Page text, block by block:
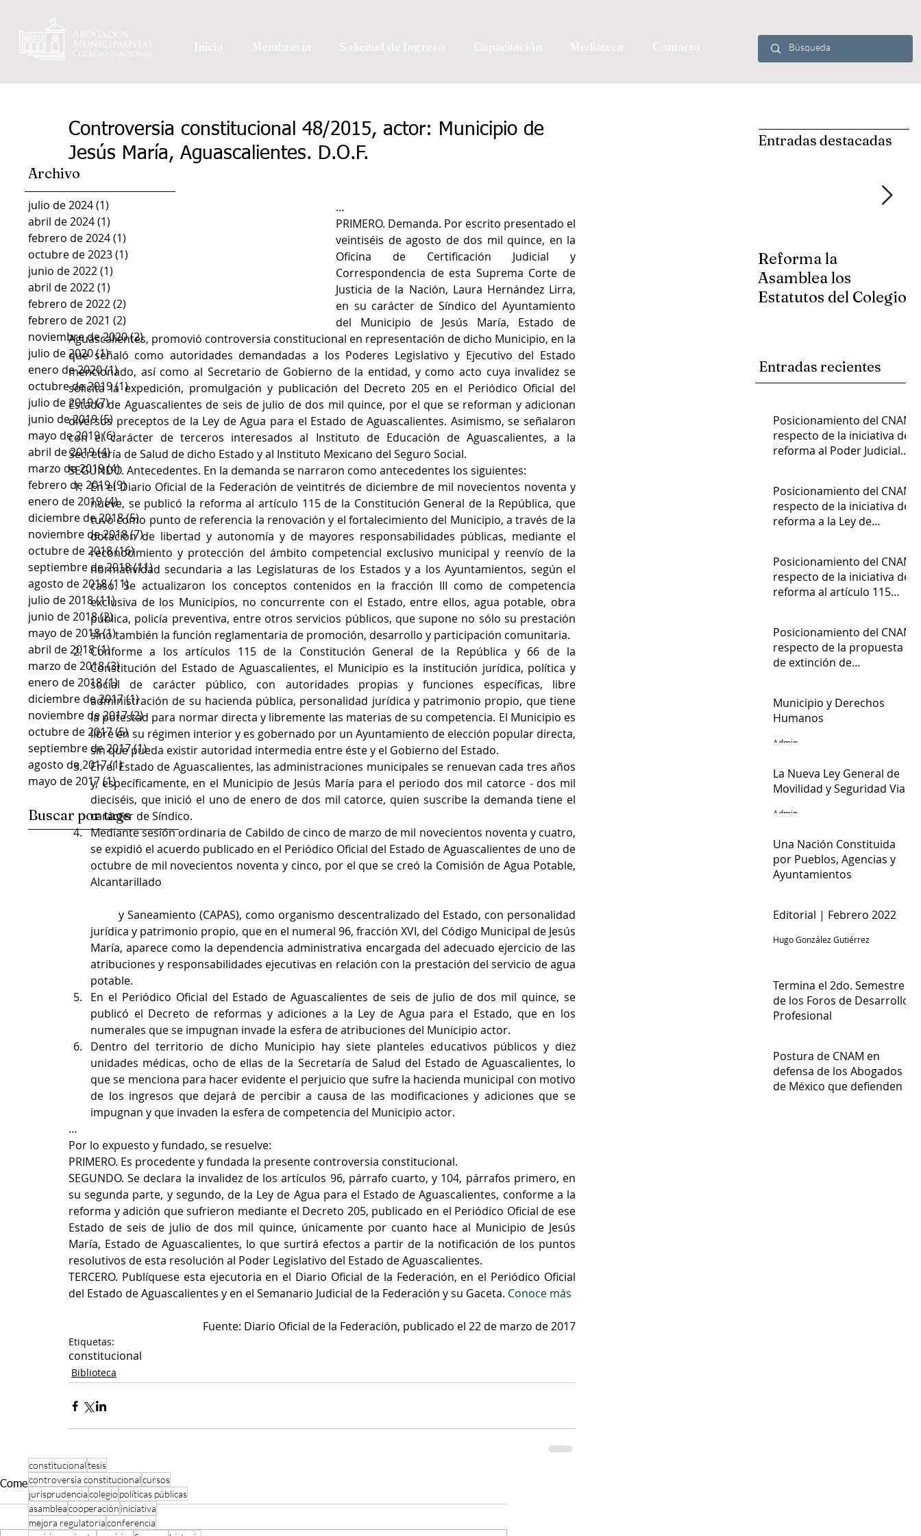
Inicio Membresía Solicitud de Ingreso Capacitación Mediateca Contacto
Controversia constitucional 48/2015, actor: Municipio de
Jesús María, Aguascalientes. D.O.F.
…
PRIMERO. Demanda. Por escrito presentado el
veintiséis de agosto de dos mil quince, en la
Oficina de Certificación Judicial y
Correspondencia de esta Suprema Corte de
Justicia de la Nación, Laura Hernández Lirra,
en su carácter de Síndico del Ayuntamiento
del Municipio de Jesús María, Estado de
Aguascalientes, promovió controversia constitucional en representación de dicho Municipio, en la
que señaló como autoridades demandadas a los Poderes Legislativo y Ejecutivo del Estado
mencionado, así como al Secretario de Gobierno de la entidad, y como acto cuya invalidez se
solicita la expedición, promulgación y publicación del Decreto 205 en el Periódico Oficial del
Estado de Aguascalientes de seis de julio de dos mil quince, por el que se reforman y adicionan
diversos preceptos de la Ley de Agua para el Estado de Aguascalientes. Asimismo, se señalaron
con el carácter de terceros interesados al Instituto de Educación de Aguascalientes, a la
Secretaría de Salud de dicho Estado y al Instituto Mexicano del Seguro Social.
SEGUNDO. Antecedentes. En la demanda se narraron como antecedentes los siguientes:
En el Diario Oficial de la Federación de veintitrés de diciembre de mil novecientos noventa y
nueve, se publicó la reforma al artículo 115 de la Constitución General de la República, que
tuvo como punto de referencia la renovación y el fortalecimiento del Municipio, a través de la
dotación de libertad y autonomía y de mayores responsabilidades públicas, mediante el
reconocimiento y protección del ámbito competencial exclusivo municipal y reenvío de la
normatividad secundaria a las Legislaturas de los Estados y a los Ayuntamientos, según el
caso. Se actualizaron los conceptos contenidos en la fracción III como de competencia
exclusiva de los Municipios, no concurrente con el Estado, entre ellos, agua potable, obra
pública, policía preventiva, entre otros servicios públicos, que supone no sólo su prestación
sino también la función reglamentaria de promoción, desarrollo y participación comunitaria.
Conforme a los artículos 115 de la Constitución General de la República y 66 de la
Constitución del Estado de Aguascalientes, el Municipio es la institución jurídica, política y
social de carácter público, con autoridades propias y funciones específicas, libre
administración de su hacienda pública, personalidad jurídica y patrimonio propio, que tiene
la potestad para normar directa y libremente las materias de su competencia. El Municipio es
libre en su régimen interior y es gobernado por un Ayuntamiento de elección popular directa,
sin que pueda existir autoridad intermedia entre éste y el Gobierno del Estado.
En el Estado de Aguascalientes, las administraciones municipales se renuevan cada tres años
y, específicamente, en el Municipio de Jesús María para el periodo dos mil catorce - dos mil
dieciséis, que inició el uno de enero de dos mil catorce, quien suscribe la demanda tiene el
carácter de Síndico.
Mediante sesión ordinaria de Cabildo de cinco de marzo de mil novecientos noventa y cuatro,
se expidió el acuerdo publicado en el Periódico Oficial del Estado de Aguascalientes de uno de
octubre de mil novecientos noventa y cinco, por el que se creó la Comisión de Agua Potable,
Alcantarillado
jurídica y patrimonio propio, que en el numeral 96, fracción XVI, del Código Municipal de Jesús
María, aparece como la dependencia administrativa encargada del adecuado ejercicio de las
atribuciones y responsabilidades ejecutivas en relación con la prestación del servicio de agua
potable.
En el Periódico Oficial del Estado de Aguascalientes de seis de julio de dos mil quince, se
publicó el Decreto de reformas y adiciones a la Ley de Agua para el Estado, que en los
numerales que se impugnan invade la esfera de atribuciones del Municipio actor.
Dentro del territorio de dicho Municipio hay siete planteles educativos públicos y diez
unidades médicas, ocho de ellas de la Secretaría de Salud del Estado de Aguascalientes, lo
que se menciona para hacer evidente el perjuicio que sufre la hacienda municipal con motivo
de los ingresos que dejará de percibir a causa de las modificaciones y adiciones que se
impugnan y que invaden la esfera de competencia del Municipio actor.
…
Por lo expuesto y fundado, se resuelve:
PRIMERO. Es procedente y fundada la presente controversia constitucional.
SEGUNDO. Se declara la invalidez de los artículos 96, párrafo cuarto, y 104, párrafos primero, en
su segunda parte, y segundo, de la Ley de Agua para el Estado de Aguascalientes, conforme a la
reforma y adición que sufrieron mediante el Decreto 205, publicado en el Periódico Oficial de ese
Estado de seis de julio de dos mil quince, únicamente por cuanto hace al Municipio de Jesús
María, Estado de Aguascalientes, lo que surtirá efectos a partir de la notificación de los puntos
resolutivos de esta resolución al Poder Legislativo del Estado de Aguascalientes.
TERCERO. Publíquese esta ejecutoria en el Diario Oficial de la Federación, en el Periódico Oficial
del Estado de Aguascalientes y en el Semanario Judicial de la Federación y su Gaceta. Conoce más
Fuente: Diario Oficial de la Federación, publicado el 22 de marzo de 2017
Etiquetas:
constitucional
Biblioteca
Comentarios
Entradas destacadas
Reforma la
Asamblea los
Estatutos del Colegio
Entradas recientes
Posicionamiento del CNAM
respecto de la iniciativa de
reforma al Poder Judicial
Posicionamiento del CNAM
respecto de la iniciativa de
reforma a la Ley de
Posicionamiento del CNAM
respecto de la iniciativa de
reforma al artículo 115
Posicionamiento del CNAM
respecto de la propuesta
de extinción de
Municipio y Derechos
Humanos
Admin
La Nueva Ley General de
Movilidad y Seguridad Vial
Admin
Una Nación Constituida
por Pueblos, Agencias y
Ayuntamientos
Editorial | Febrero 2022
Hugo González Gutiérrez
Termina el 2do. Semestre
de los Foros de Desarrollo
Profesional
Postura de CNAM en
defensa de los Abogados
de México que defienden a
Archivo
julio de 2024(1)
abril de 2024(1)
febrero de 2024(1)
octubre de 2023(1)
junio de 2022(1)
abril de 2022(1)
febrero de 2022(2)
febrero de 2021 (2)
noviembre de 2020(2)2 entradas
julio de 2020(1)1 entrada
enero de 2020(1)1 entrada
octubre de 2019(1)1 entrada
julio de 2019(7)7 entradas
junio de 2019(5) 5 entradas
mayo de 2019(6)6 entradas
abril de 2019(4)4 entradas
marzo de 2019(4)4 entradas
febrero de 2019(9)9 entradas
enero de 2019(4)4 entradas
diciembre de 2018(5)5 entradas
noviembre de 2018(7)7 entradas
octubre de 2018(16)16 entradas
septiembre de 2018(11)11 entradas
agosto de 2018(11)11 entradas
julio de 2018(11)11 entradas
junio de 2018(2)2 entradas
mayo de 2018(1)1 entrada
abril de 2018(1)1 entrada
marzo de 2018(3)3 entradas
enero de 2018(1)1 entrada
diciembre de 2017(1)1 entrada
noviembre de 2017(2)2 entradas
octubre de 2017(5)5 entradas
septiembre de 2017(1)1 entrada
agosto de 2017(1)1 entrada
mayo de 2017(1)1 entrada
Buscar por tags
constitucionaltesis
controversia constitucionalcursos
jurisprudenciacolegio políticas públicas
asambleacooperación iniciativa
mejora regulatoriaconferencia